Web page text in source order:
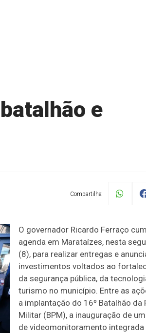
e
Compartilhe:
O governador Ricardo Ferraço
agenda em Marataízes, nesta
(8), para realizar entregas e
investimentos voltados ao
da segurança pública, da
turismo no município. Entre as
a implantação do 16º Batalhão da
Militar (BPM), a inauguração de
de videomonitoramento integrada